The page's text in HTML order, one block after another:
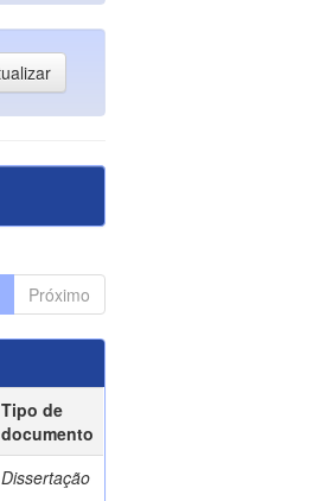
Próximo
Tipo de
documento
Dissertação